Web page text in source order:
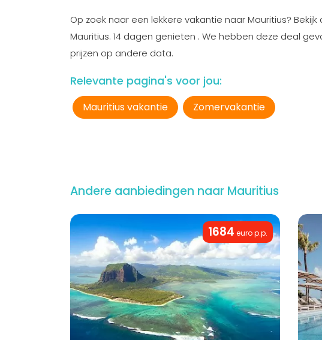
Op zoek naar een lekkere vakantie naar Mauritius?
Mauritius. 14 dagen genieten . We hebben deze deal
prijzen op andere data.
Relevante pagina's voor jou:
Mauritius vakantie Zomervakantie
Andere aanbiedingen naar Mauritius
1684 euro p.p.